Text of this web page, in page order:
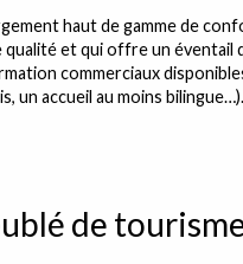
haut de gamme de
qualité et qui offre un éventail
commerciaux
un accueil au moins bilingue…).
de